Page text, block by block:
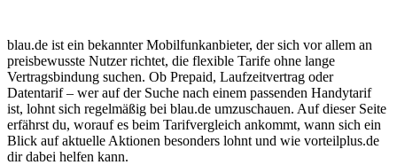
blau.de ist ein bekannter Mobilfunkanbieter, der sich vor allem an
preisbewusste Nutzer richtet, die flexible Tarife ohne lange
Vertragsbindung suchen. Ob Prepaid, Laufzeitvertrag oder
Datentarif – wer auf der Suche nach einem passenden Handytarif
ist, lohnt sich regelmäßig bei blau.de umzuschauen. Auf dieser Seite
erfährst du, worauf es beim Tarifvergleich ankommt, wann sich ein
Blick auf aktuelle Aktionen besonders lohnt und wie vorteilplus.de
dir dabei helfen kann.